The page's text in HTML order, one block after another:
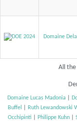
Domaine
All the
Domaine Lucas Madonia
Buffel
Ruth Lewandowski
Occhipinti
Philippe Kuhn